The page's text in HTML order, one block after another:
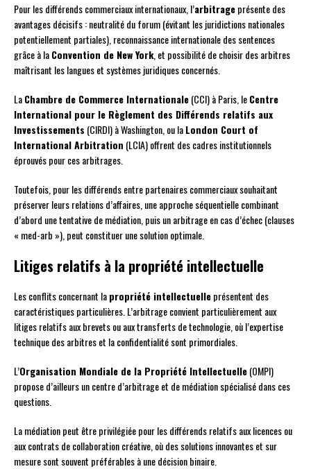
Pour les différends commerciaux internationaux, l’arbitrageprésente des
avantages décisifs : neutralité du forum (évitant les juridictions nationales
potentiellement partiales), reconnaissance internationale des sentences
grâce à laConvention de New York, et possibilité de choisir des arbitres
maîtrisant les langues et systèmes juridiques concernés.
LaChambre de Commerce Internationale(CCI) à Paris, leCentre
International pour le Règlement des Différends relatifs aux
Investissements (CIRDI) à Washington, ou laLondon Court of
International Arbitration (LCIA) offrent des cadres institutionnels
éprouvés pour ces arbitrages.
Toutefois, pour les différends entre partenaires commerciaux souhaitant
préserver leurs relations d’affaires, une approche séquentielle combinant
d’abord une tentative de médiation, puis un arbitrage en cas d’échec (clauses
« med-arb »), peut constituer une solution optimale.
Litiges relatifs à la propriété intellectuelle
Les conflits concernant lapropriété intellectuelleprésentent des
caractéristiques particulières. L’arbitrage convient particulièrement aux
litiges relatifs aux brevets ou aux transferts de technologie, où l’expertise
technique des arbitres et la confidentialité sont primordiales.
L’Organisation Mondiale de la Propriété Intellectuelle(OMPI)
propose d’ailleurs un centre d’arbitrage et de médiation spécialisé dans ces
questions.
La médiation peut être privilégiée pour les différends relatifs aux licences ou
aux contrats de collaboration créative, où des solutions innovantes et sur
mesure sont souvent préférables à une décision binaire.